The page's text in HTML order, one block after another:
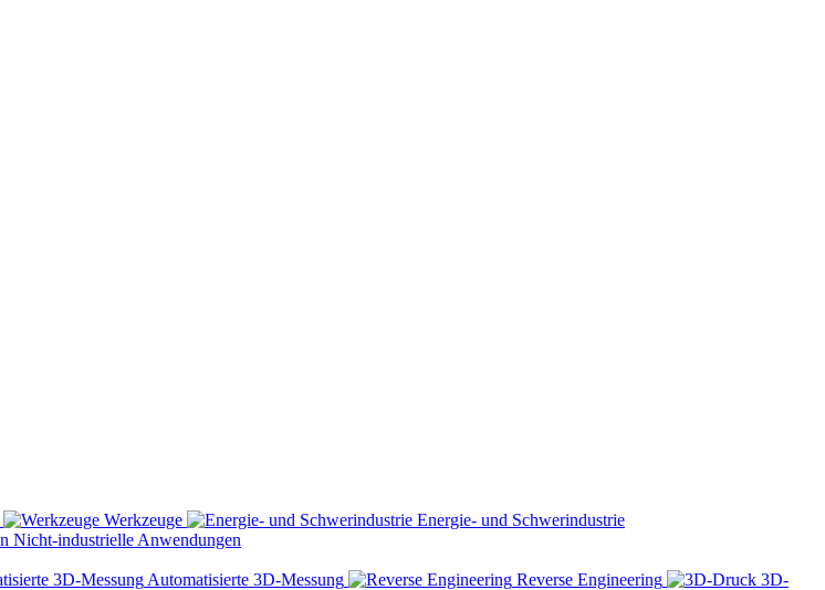
Werkzeuge
Energie- und Schwerindustrie
Nicht-industrielle Anwendungen
Automatisierte 3D-Messung Reverse Engineering
3D-